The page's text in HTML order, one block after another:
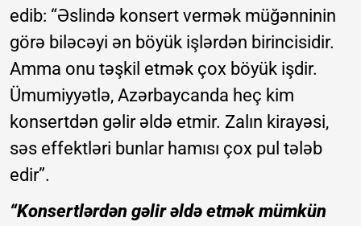
edib: “Əslində konsert vermək müğənninin
görə biləcəyi ən böyük işlərdən birincisidir.
Amma onu təşkil etmək çox böyük işdir.
Ümumiyyətlə, Azərbaycanda heç kim
konsertdən gəlir əldə etmir. Zalın kirayəsi,
səs effektləri bunlar hamısı çox pul tələb
edir”.
“Konsertlərdən gəlir əldə etmək mümkün